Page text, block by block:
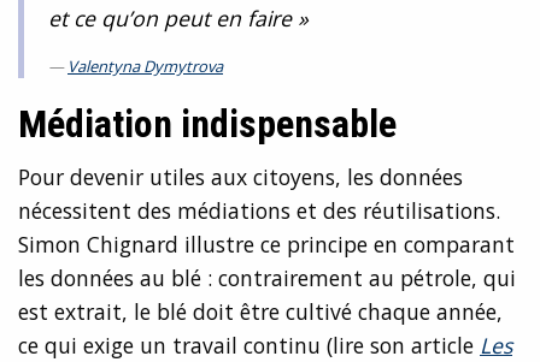
et ce qu’on peut en faire »
Valentyna Dymytrova
Médiation indispensable
Pour devenir utiles aux citoyens, les données
nécessitent des médiations et des réutilisations.
Simon Chignard illustre ce principe en comparant
les données au blé : contrairement au pétrole, qui
est extrait, le blé doit être cultivé chaque année,
ce qui exige un travail continu (lire son article Les